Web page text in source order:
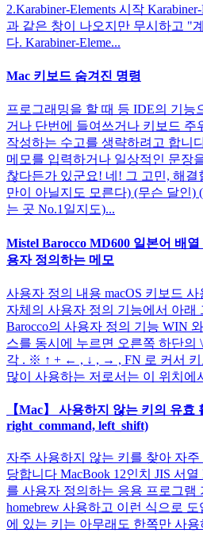
2.Karabiner-Elements 시작
과 같은 창이 나오지만 무시하고 "
다. Karabiner-Eleme...
Mac 키보드 숨겨진 명령
프로그래밍을 할 때 등 IDE의 기능
거나 단번에 들여쓰거나 키보드 주
작성하는 수고를 생략하려고 합니
메모를 입력하거나 일상적인 문장
찮다든가 있군요! 네! 그 고민, 해결
만이 아닐지도 모른다) (무슨 달인)
는 곳 No.1일지도)...
Mistel Barocco MD600 일본어 배
용자 정의하는 메모
사용자 정의 내용 macOS 키보드
자체의 사용자 정의 기능에서 아래
Barocco의 사용자 정의 기능 WIN
스를 동시에 누르면 오른쪽 하단의
각 . ※ ↑ + ← , ↓ , → , FN 로 커서 키
많이 사용하는 저로서는 이 위치에
【Mac】 사용하지 않는 키의 유효
right_command, left_shift)
자주 사용하지 않는 키를 찾아 자
당합니다 MacBook 12인치 JIS 서열
를 사용자 정의하는 응용 프로그램
homebrew 사용하고 이런 식으로
에 있는 키는 아무래도 한쪽만 사용